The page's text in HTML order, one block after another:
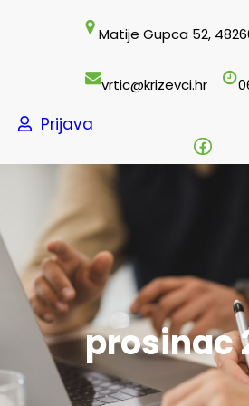
Matije Gupca 52,
vrtic@krizevci.hr
Prijava
prosinac